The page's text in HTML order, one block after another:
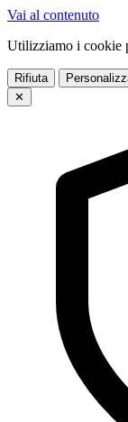
Vai al contenuto
Utilizziamo i cookie
Rifiuta
✕